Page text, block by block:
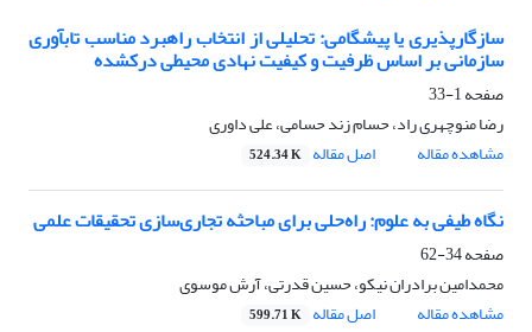
سازگارپذیری یا پیشگامی: تحلیلی از انتخاب راهبرد مناسب تاب‏آوری
سازمانی بر اساس ظرفیت و کیفیت نهادی محیطی درک‏شده
صفحه1-33
رضا منوچهری راد، حسام زند حسامی، علی داوری
مشاهده مقاله
اصل مقاله 524.34 K
نگاه طیفی به علوم: راه‌حلی برای مباحثه تجاری‌سازی تحقیقات علمی
صفحه34-62
محمدامین برادران نیکو، حسین قدرتی، آرش موسوی
مشاهده مقاله
اصل مقاله 599.71 K